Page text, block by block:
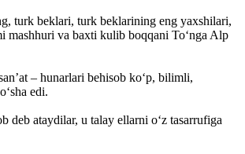
turk beklari, turk beklarining eng yaxshilari,
mashhuri va baxti kulib boqqani To‘nga Alp
– hunarlari behisob ko‘p, bilimli,
edi.
deb ataydilar, u talay ellarni o‘z tasarrufiga